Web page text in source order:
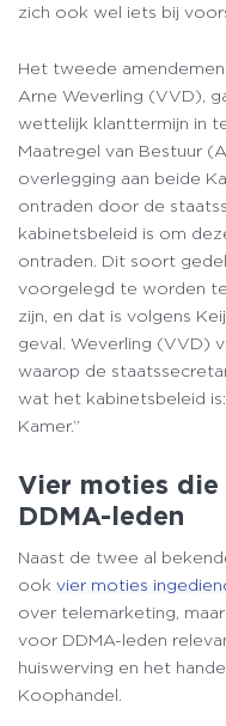
zich ook wel iets bij
Het tweede
Arne Weverling (VVD),
wettelijk klanttermijn in
Maatregel van Bestuur
overlegging aan beide
ontraden door de
kabinetsbeleid is om
ontraden. Dit soort
voorgelegd te worden
zijn, en dat is volgens
geval. Weverling (VVD)
waarop de
wat het kabinetsbeleid
Kamer.”
Vier moties die
DDMA-leden
Naast de twee al
ook vier moties
over telemarketing,
voor DDMA-leden
huiswerving en het
Koophandel.